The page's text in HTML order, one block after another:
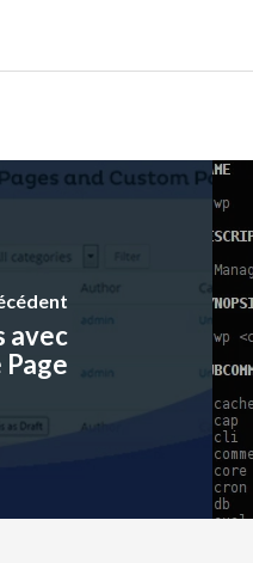
avec